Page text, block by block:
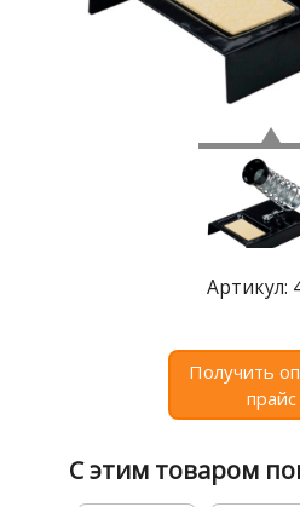
Артикул:
Получить
прайс
С этим товаром